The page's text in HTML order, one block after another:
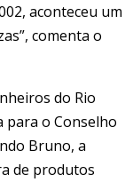
aconteceu um
comenta o
do Rio
o Conselho
Bruno, a
de produtos